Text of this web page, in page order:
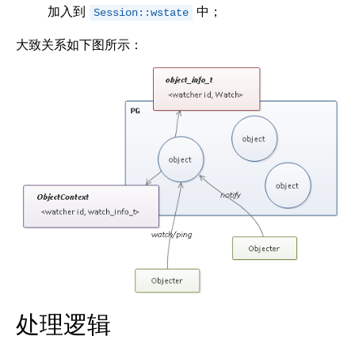
加入到
Session::wstate 中；
大致关系如下图所示：
处理逻辑